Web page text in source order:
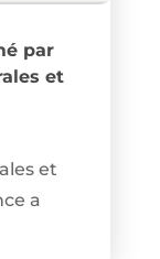
par
et
et
a